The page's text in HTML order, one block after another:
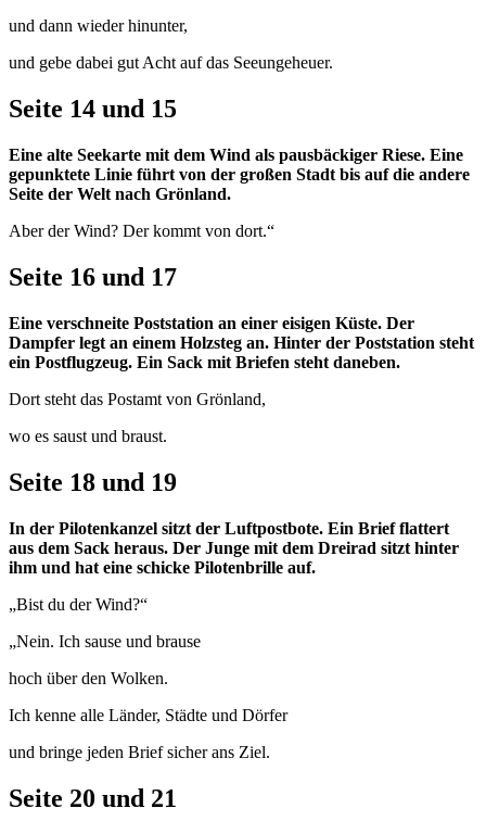
und dann wieder hinunter,
und gebe dabei gut Acht auf das Seeungeheuer.
Seite 14 und 15
Eine alte Seekarte mit dem Wind als pausbäckiger Riese. Eine
gepunktete Linie führt von der großen Stadt bis auf die andere
Seite der Welt nach Grönland.
Aber der Wind? Der kommt von dort.“
Seite 16 und 17
Eine verschneite Poststation an einer eisigen Küste. Der
Dampfer legt an einem Holzsteg an. Hinter der Poststation steht
ein Postflugzeug. Ein Sack mit Briefen steht daneben.
Dort steht das Postamt von Grönland,
wo es saust und braust.
Seite 18 und 19
In der Pilotenkanzel sitzt der Luftpostbote. Ein Brief flattert
aus dem Sack heraus. Der Junge mit dem Dreirad sitzt hinter
ihm und hat eine schicke Pilotenbrille auf.
„Bist du der Wind?“
„Nein. Ich sause und brause
hoch über den Wolken.
Ich kenne alle Länder, Städte und Dörfer
und bringe jeden Brief sicher ans Ziel.
Seite 20 und 21